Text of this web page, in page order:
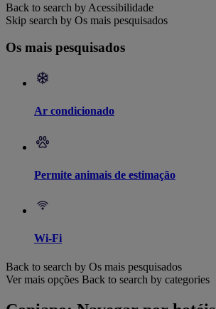
Back to search by Acessibilidade
Skip search by Os mais pesquisados
Os mais pesquisados
Ar condicionado
Permite animais de estimação
Wi-Fi
Back to search by Os mais pesquisados
Ver mais opções Back to search by categories